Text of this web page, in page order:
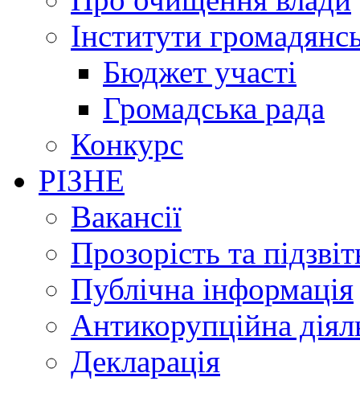
Інститути
Бюджет участі
Громадська рада
Конкурс
РІЗНЕ
Вакансії
Прозорість та
Публічна інформація
Антикорупційна
Декларація